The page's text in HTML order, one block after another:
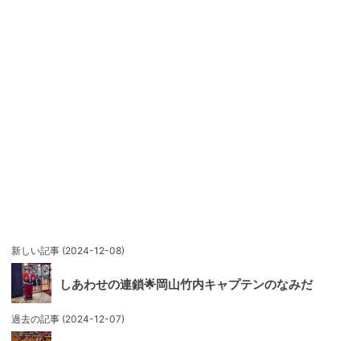
新しい記事 (2024-12-08)
しあわせの連鎖🌟岡山竹内キャプテンのなみだ
過去の記事 (2024-12-07)